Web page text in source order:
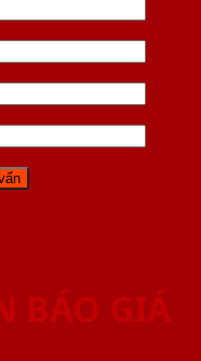
BÁO GIÁ